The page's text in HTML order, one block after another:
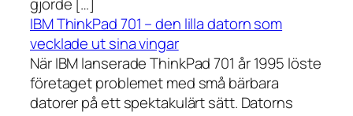
gjorde […]
IBM ThinkPad 701 – den lilla datorn som
vecklade ut sina vingar
När IBM lanserade ThinkPad 701 år 1995 löste
företaget problemet med små bärbara
datorer på ett spektakulärt sätt. Datorns